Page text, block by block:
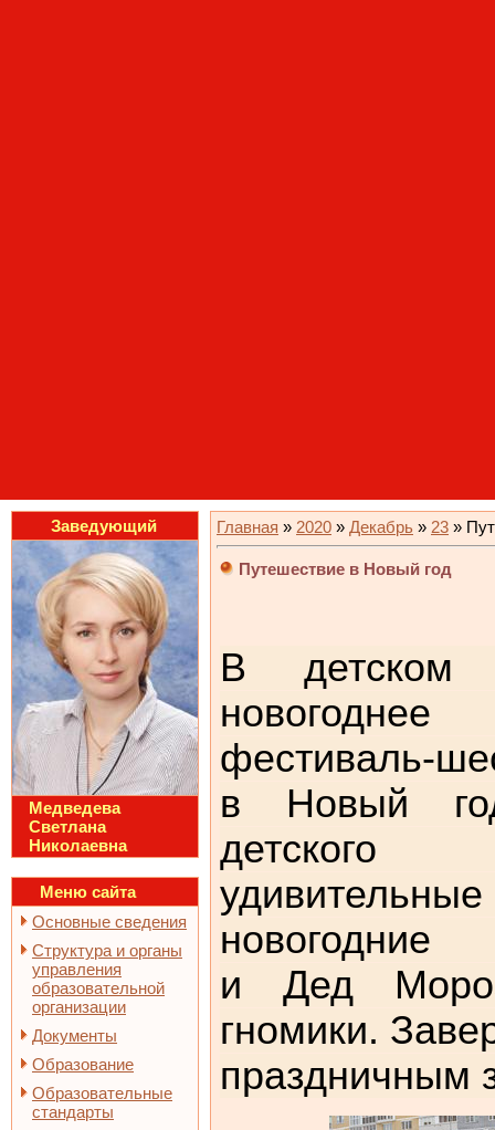
Заведующий
Медведева
Светлана
Николаевна
Меню сайта
Основные сведения
Структура и органы
управления
образовательной
организации
Документы
Образование
Образовательные
стандарты
Главная » 2020 » Декабрь » 23 »
Путешествие в Новый год
В
фестиваль-
в Новый
новогодние
и Дед
гномики.
праздничным